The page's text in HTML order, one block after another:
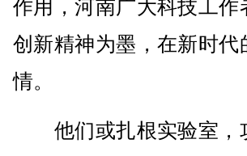
作用，河南广大科技工
创新精神为墨，在新时
情。
他们或扎根实验室，